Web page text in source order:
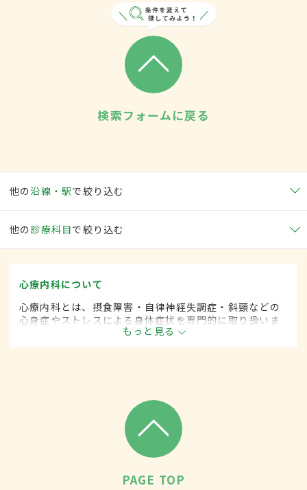
検索フォームに戻る
他の沿線・駅で絞り込む
他の 診療科目で絞り込む
心療内科について
心療内科とは、摂食障害・自律神経失調症・斜頸などの
心身症やストレスによる身体症状を専門的に取り扱いま
もっと見る
PAGE TOP